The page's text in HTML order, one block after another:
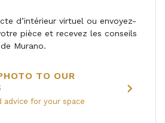
d’intérieur virtuel ou envoyez-
pièce et recevez les conseils
Murano.
TO OUR
advice for your space
chevron_right